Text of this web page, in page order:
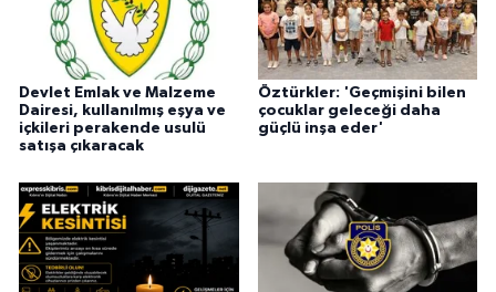
Devlet Emlak ve Malzeme
Dairesi, kullanılmış eşya ve
içkileri perakende usulü
satışa çıkaracak
Öztürkler: 'Geçmişini bilen
çocuklar geleceği daha
güçlü inşa eder'